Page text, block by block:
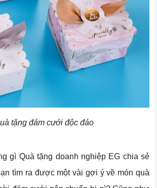
tặng đám cưới độc đáo
gì Quà tặng doanh nghiệp EG chia sẻ
tìm ra được một vài gợi ý về món quà